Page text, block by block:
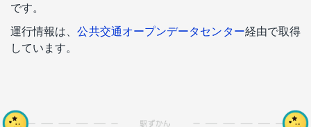
です。
運行情報は、公共交通オープンデータセンター経由で取得
しています。